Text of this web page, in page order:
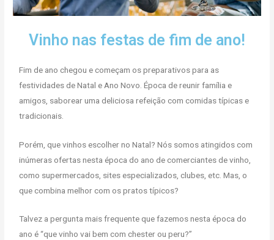
Vinho nas festas de fim de ano!
Fim de ano chegou e começam os preparativos para as
festividades de Natal e Ano Novo. Época de reunir família e
amigos, saborear uma deliciosa refeição com comidas típicas e
tradicionais.
Porém, que vinhos escolher no Natal? Nós somos atingidos com
inúmeras ofertas nesta época do ano de comerciantes de vinho,
como supermercados, sites especializados, clubes, etc. Mas, o
que combina melhor com os pratos típicos?
Talvez a pergunta mais frequente que fazemos nesta época do
ano é “que vinho vai bem com chester ou peru?”